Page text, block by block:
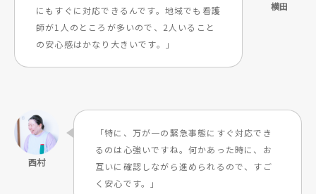
にもすぐに対応できるんです。地域でも看護
師が1人のところが多いので、2人いること
の安心感はかなり大きいです。」
「特に、万が一の緊急事態にすぐ対応でき
るのは心強いですね。何かあった時に、お
互いに確認しながら進められるので、すご
く安心です。」